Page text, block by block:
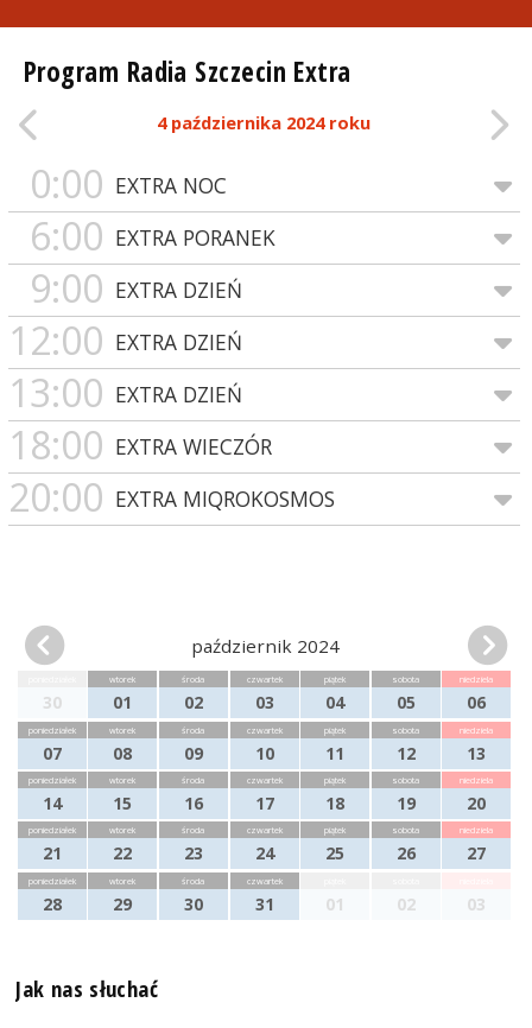
Program Radia Szczecin Extra
4 października 2024 roku
0:00 EXTRA NOC
6:00 EXTRA PORANEK
9:00 EXTRA DZIEŃ
12:00 EXTRA DZIEŃ
13:00 EXTRA DZIEŃ
18:00 EXTRA WIECZÓR
20:00 EXTRA MIQROKOSMOS
październik 2024
30
wtorek
01
środa
02
czwartek
03
piątek
04
sobota
05
niedziela
06
poniedziałek
07
wtorek
08
środa
09
czwartek
10
piątek
11
sobota
12
niedziela
13
poniedziałek
14
wtorek
15
środa
16
czwartek
17
piątek
18
sobota
19
niedziela
20
poniedziałek
21
wtorek
22
środa
23
czwartek
24
piątek
25
sobota
26
niedziela
27
poniedziałek
28
wtorek
29
środa
30
czwartek
31 01 02 03
Jak nas słuchać